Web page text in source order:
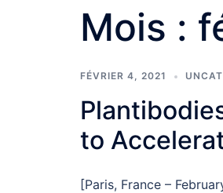
Mois :
FÉVRIER 4, 2021
to
[Paris, France –